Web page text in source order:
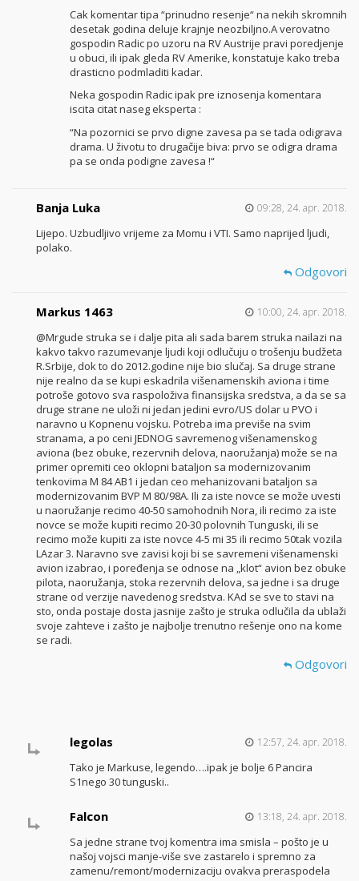
Cak komentar tipa “prinudno resenje“ na nekih skromnih
desetak godina deluje krajnje neozbiljno.A verovatno
gospodin Radic po uzoru na RV Austrije pravi poredjenje
u obuci, ili ipak gleda RV Amerike, konstatuje kako treba
drasticno podmladiti kadar.
Neka gospodin Radic ipak pre iznosenja komentara
iscita citat naseg eksperta :
“Na pozornici se prvo digne zavesa pa se tada odigrava
drama. U životu to drugačije biva: prvo se odigra drama
pa se onda podigne zavesa !“
Banja Luka 09:28, 24. apr. 2018.
Lijepo. Uzbudljivo vrijeme za Momu i VTI. Samo naprijed ljudi,
polako.
Odgovori
Markus 1463 10:00, 24. apr. 2018.
@Mrgude struka se i dalje pita ali sada barem struka nailazi na
kakvo takvo razumevanje ljudi koji odlučuju o trošenju budžeta
R.Srbije, dok to do 2012.godine nije bio slučaj. Sa druge strane
nije realno da se kupi eskadrila višenamenskih aviona i time
potroše gotovo sva raspoloživa finansijska sredstva, a da se sa
druge strane ne uloži ni jedan jedini evro/US dolar u PVO i
naravno u Kopnenu vojsku. Potreba ima previše na svim
stranama, a po ceni JEDNOG savremenog višenamenskog
aviona (bez obuke, rezervnih delova, naoružanja) može se na
primer opremiti ceo oklopni bataljon sa modernizovanim
tenkovima M 84 AB1 i jedan ceo mehanizovani bataljon sa
modernizovanim BVP M 80/98A. Ili za iste novce se može uvesti
u naoružanje recimo 40-50 samohodnih Nora, ili recimo za iste
novce se može kupiti recimo 20-30 polovnih Tunguski, ili se
recimo može kupiti za iste novce 4-5 mi 35 ili recimo 50tak vozila
LAzar 3. Naravno sve zavisi koji bi se savremeni višenamenski
avion izabrao, i poređenja se odnose na „klot“ avion bez obuke
pilota, naoružanja, stoka rezervnih delova, sa jedne i sa druge
strane od verzije navedenog sredstva. KAd se sve to stavi na
sto, onda postaje dosta jasnije zašto je struka odlučila da ublaži
svoje zahteve i zašto je najbolje trenutno rešenje ono na kome
se radi.
Odgovori
legolas 12:57, 24. apr. 2018.
Tako je Markuse, legendo….ipak je bolje 6 Pancira
S1nego 30 tunguski..
Falcon 13:18, 24. apr. 2018.
Sa jedne strane tvoj komentra ima smisla – pošto je u
našoj vojsci manje-više sve zastarelo i spremno za
zamenu/remont/modernizaciju ovakva preraspodela